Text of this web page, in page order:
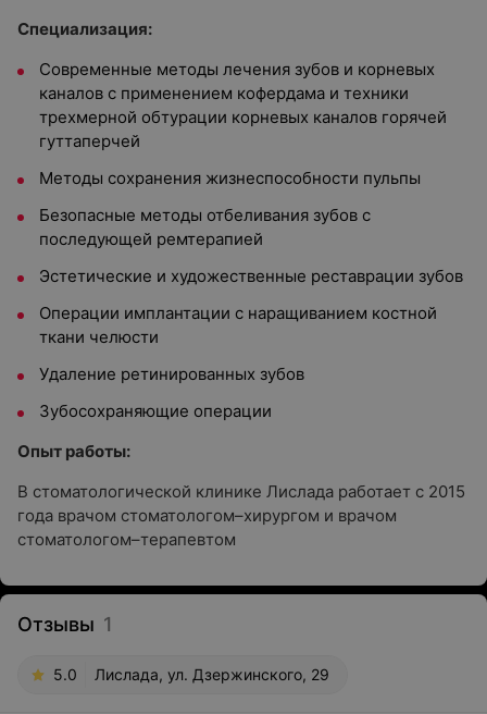
Специализация:
Современные методы лечения зубов и корневых
каналов с применением кофердама и техники
трехмерной обтурации корневых каналов горячей
гуттаперчей
Методы сохранения жизнеспособности пульпы
Безопасные методы отбеливания зубов с
последующей ремтерапией
Эстетические и художественные реставрации зубов
Операции имплантации с наращиванием костной
ткани челюсти
Удаление ретинированных зубов
Зубосохраняющие операции
Опыт работы:
В стоматологической клинике Лислада работает с 2015
года врачом стоматологом–хирургом и врачом
стоматологом–терапевтом
Отзывы 1
5.0 Лислада, ул. Дзержинского, 29